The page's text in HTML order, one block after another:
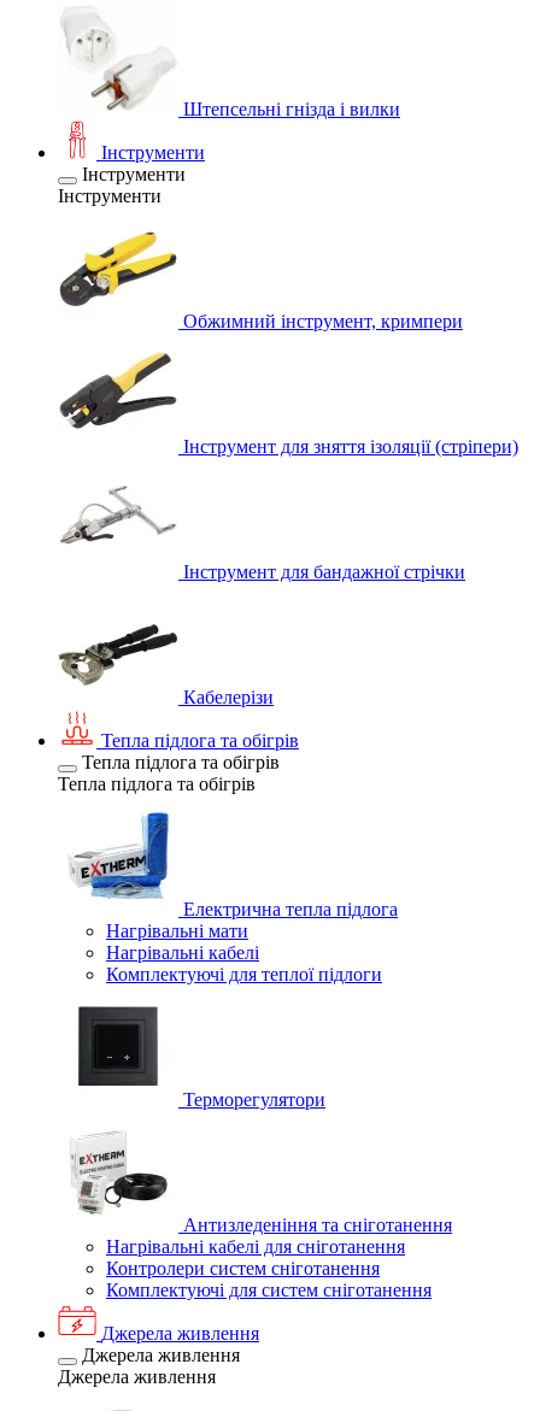
Штепсельні гнізда і вилки
Інструменти
Інструменти
Інструменти
Обжимний інструмент, кримпери
Інструмент для зняття ізоляції (стріпери)
Інструмент для бандажної стрічки
Кабелерізи
Тепла підлога та обігрів
Тепла підлога та обігрів
Тепла підлога та обігрів
Електрична тепла підлога
Нагрівальні мати
Нагрівальні кабелі
Комплектуючі для теплої підлоги
Терморегулятори
Антизледеніння та сніготанення
Нагрівальні кабелі для сніготанення
Контролери систем сніготанення
Комплектуючі для систем сніготанення
Джерела живлення
Джерела живлення
Джерела живлення